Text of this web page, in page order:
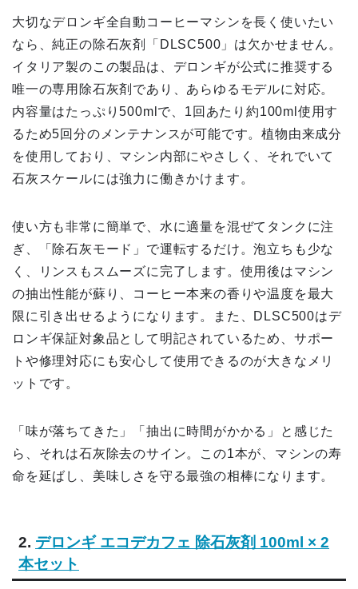
大切なデロンギ全自動コーヒーマシンを長く使いたい
なら、純正の除石灰剤「DLSC500」は欠かせません。
イタリア製のこの製品は、デロンギが公式に推奨する
唯一の専用除石灰剤であり、あらゆるモデルに対応。
内容量はたっぷり500mlで、1回あたり約100ml使用す
るため5回分のメンテナンスが可能です。植物由来成分
を使用しており、マシン内部にやさしく、それでいて
石灰スケールには強力に働きかけます。
使い方も非常に簡単で、水に適量を混ぜてタンクに注
ぎ、「除石灰モード」で運転するだけ。泡立ちも少な
く、リンスもスムーズに完了します。使用後はマシン
の抽出性能が蘇り、コーヒー本来の香りや温度を最大
限に引き出せるようになります。また、DLSC500はデ
ロンギ保証対象品として明記されているため、サポー
トや修理対応にも安心して使用できるのが大きなメリ
ットです。
「味が落ちてきた」「抽出に時間がかかる」と感じた
ら、それは石灰除去のサイン。この1本が、マシンの寿
命を延ばし、美味しさを守る最強の相棒になります。
2. デロンギ エコデカフェ 除石灰剤 100ml × 2
本セット